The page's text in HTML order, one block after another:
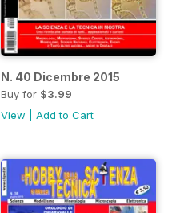
N. 40 Dicembre 2015
Buy for $3.99
View
Add to Cart